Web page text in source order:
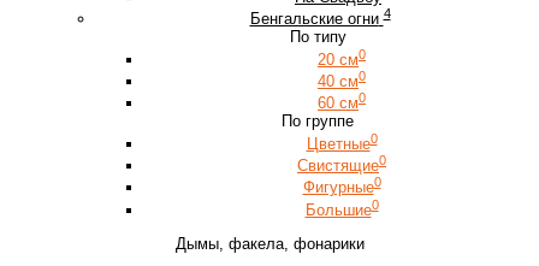
Бенгальские огни 4
По типу
20 см0
40 см0
60 см0
По группе
Цветные0
Свистящие0
Фигурные0
Большие0
Дымы, факела, фонарики